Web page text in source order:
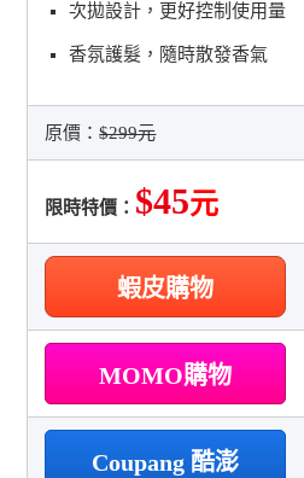
次拋設計，更好控制使用量
香氛護髮，隨時散發香氣
原價：$299元
限時特價： $45元
蝦皮購物
MOMO購物
Coupang 酷澎